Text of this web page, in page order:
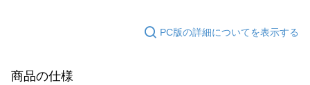
PC版の詳細についてを表示する
商品の仕様